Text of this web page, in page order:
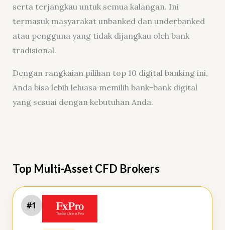
serta terjangkau untuk semua kalangan. Ini
termasuk masyarakat unbanked dan underbanked
atau pengguna yang tidak dijangkau oleh bank
tradisional.
Dengan rangkaian pilihan top 10 digital banking ini,
Anda bisa lebih leluasa memilih bank-bank digital
yang sesuai dengan kebutuhan Anda.
Top Multi-Asset CFD Brokers
#1